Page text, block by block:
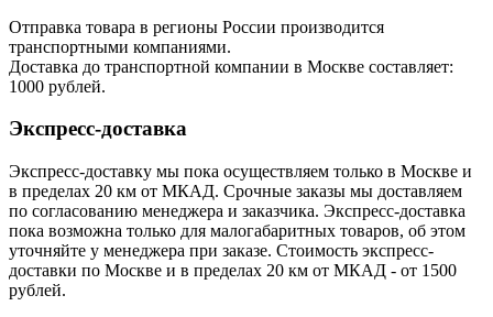
Отправка товара в регионы России производится
транспортными компаниями.
Доставка до транспортной компании в Москве составляет:
1000 рублей.
Экспресс-доставка
Экспресс-доставку мы пока осуществляем только в Москве и
в пределах 20 км от МКАД. Срочные заказы мы доставляем
по согласованию менеджера и заказчика. Экспресс-доставка
пока возможна только для малогабаритных товаров, об этом
уточняйте у менеджера при заказе. Стоимость экспресс-
доставки по Москве и в пределах 20 км от МКАД - от 1500
рублей.